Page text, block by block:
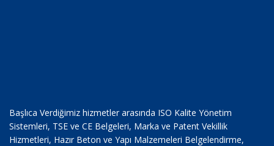
Başlıca Verdiğimiz hizmetler arasında ISO Kalite Yönetim
Sistemleri, TSE ve CE Belgeleri, Marka ve Patent Vekillik
Hizmetleri, Hazır Beton ve Yapı Malzemeleri Belgelendirme,